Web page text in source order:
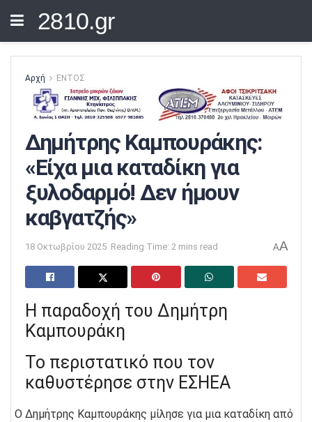
2810.gr
Αρχή ΕΝΤΟΣ
Δημήτρης Καμπουράκης:
«Είχα μια καταδίκη για
ξυλοδαρμό! Δεν ήμουν
καβγατζής»
18 Οκτωβρίου 2025 Reading Time: 2 mins read AA
Η παραδοχή του Δημήτρη
Καμπουράκη
Το περιστατικό που τον
καθυστέρησε στην ΕΣΗΕΑ
Ο Δημήτρης Καμπουράκης μίλησε για μια καταδίκη από